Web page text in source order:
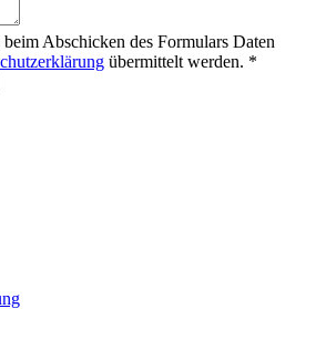
Abschicken des Formulars Daten
übermittelt werden. *